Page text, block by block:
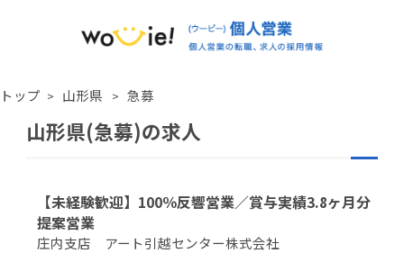
トップ 山形県 急募
山形県(急募)の求人
【未経験歓迎】100％反響営業／賞与実績3.8ヶ月分
提案営業
庄内支店 アート引越センター株式会社